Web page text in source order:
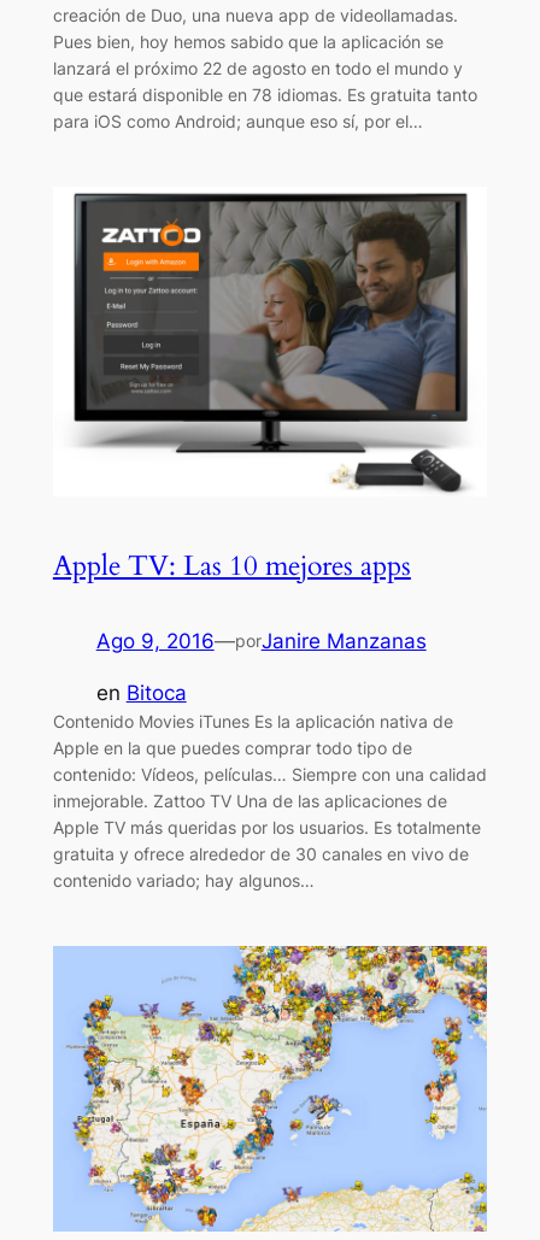
creación de Duo, una nueva app de videollamadas.
Pues bien, hoy hemos sabido que la aplicación se
lanzará el próximo 22 de agosto en todo el mundo y
que estará disponible en 78 idiomas. Es gratuita tanto
para iOS como Android; aunque eso sí, por el…
Apple TV: Las 10 mejores apps
Ago 9, 2016—porJanire Manzanas
en Bitoca
Contenido Movies iTunes Es la aplicación nativa de
Apple en la que puedes comprar todo tipo de
contenido: Vídeos, películas… Siempre con una calidad
inmejorable. Zattoo TV Una de las aplicaciones de
Apple TV más queridas por los usuarios. Es totalmente
gratuita y ofrece alrededor de 30 canales en vivo de
contenido variado; hay algunos…